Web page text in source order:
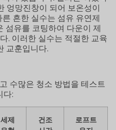
엉망진창이 되어 보온성이
흔한 실수는 섬유 유연제
섬유를 코팅하여 다운이 제
. 이러한 실수는 적절한 교육
교훈입니다.
수많은 청소 방법을 테스트
다:
세제
건조
로프트